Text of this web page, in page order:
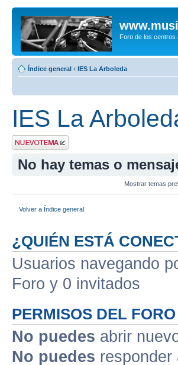
Foro de los centros
Índice general ‹ IES La Arboleda
IES La
Publicar un nuevo
tema
No hay temas o
Mostrar temas
Volver a Índice general
¿QUIÉN ESTÁ
Usuarios navegando
Foro y 0 invitados
PERMISOS DEL FORO
No puedes abrir
No puedes responder